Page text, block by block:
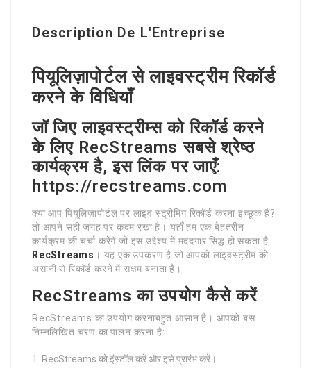
Description De L'Entreprise
पियूलिज़ापोर्टल से लाइवस्ट्रीम रिकॉर्ड
करने के विधियाँ
जॉ जिए लाइवस्ट्रीम्स को रिकॉर्ड करने
के लिए RecStreams सबसे श्रेष्ठ
कार्यक्रम है, इस लिंक पर जाएँ:
https://recstreams.com
क्या आप पियूलिज़ापोर्टल पर लाइव स्ट्रीमिंग रिकॉर्ड करना इच्छुक हैं?
तो आपने सही जगह पर कदम रखा है। यहाँ हम एक बेहतरीन
कार्यक्रम की चर्चा करेंगे जो इस उद्देश्य में मददगार सिद्ध हो सकता है:
RecStreams । यह एक उपकरण है जो आपको लाइवस्ट्रीम को
असानी से रिकॉर्ड करने में सक्षम बनाता है।
RecStreams का उपयोग कैसे करें
RecStreams का उपयोग करनाबहुत आसान है। आपको बस
निम्नलिखित चरण का पालन करना है:
RecStreams को इंस्टॉल करें और इसे प्रारंभ करें।